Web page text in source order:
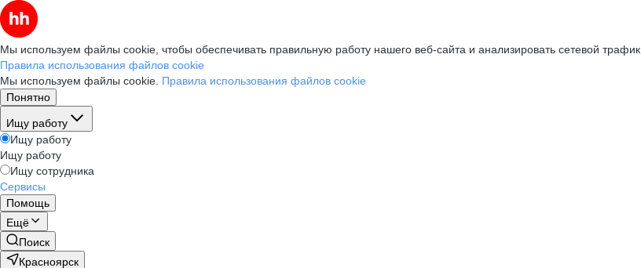
Мы используем файлы cookie, чтобы обеспечивать правильную работу нашего веб-сайта и анализировать сетевой трафик.
Правила использования файлов cookie
Мы используем файлы cookie. Правила использования файлов cookie
Понятно
Ищу работу
Ищу работу
Ищу работу
Ищу сотрудника
Сервисы
Помощь
Ещё
Поиск
Красноярск